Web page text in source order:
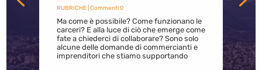
RUBRICHE| Commenti 0
Ma come è possibile? Come funzionano le
carceri? E alla luce di ciò che emerge come
fate a chiederci di collaborare? Sono solo
alcune delle domande di commercianti e
imprenditori che stiamo supportando